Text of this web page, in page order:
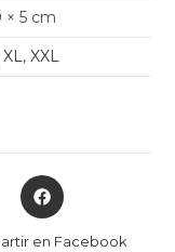
× 5 cm
XL,XXL
en Facebook